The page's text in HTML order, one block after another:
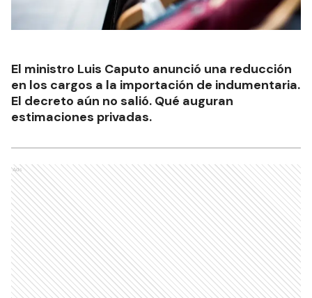
El ministro Luis Caputo anunció una reducción
en los cargos a la importación de indumentaria.
El decreto aún no salió. Qué auguran
estimaciones privadas.
Ads